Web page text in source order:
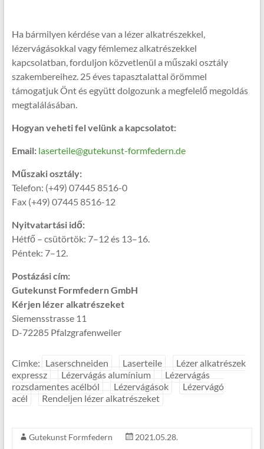
Ha bármilyen kérdése van a lézer alkatrészekkel,
lézervágásokkal vagy fémlemez alkatrészekkel
kapcsolatban, forduljon közvetlenül a műszaki osztály
szakembereihez. 25 éves tapasztalattal örömmel
támogatjuk Önt és együtt dolgozunk a megfelelő megoldás
megtalálásában.
Hogyan veheti fel velünk a kapcsolatot:
Email:laserteile@gutekunst-formfedern.de
Műszaki osztály:
Telefon: (+49) 07445 8516-0
Fax (+49) 07445 8516-12
Nyitvatartási idő:
Hétfő – csütörtök: 7–12 és 13–16.
Péntek: 7–12.
Postázási cím:
Gutekunst Formfedern GmbH
Kérjen lézer alkatrészeket
Siemensstrasse 11
D-72285 Pfalzgrafenweiler
Cimke: Laserschneiden Laserteile
Lézer alkatrészek
expressz
Lézervágás alumínium
Lézervágás
rozsdamentes acélból
Lézervágások
Lézervágó
acél
Rendeljen lézer alkatrészeket
Gutekunst Formfedern 2021.05.28.